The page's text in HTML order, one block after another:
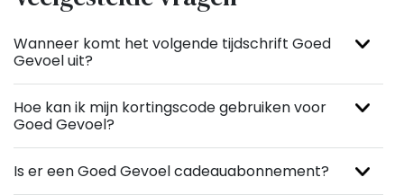
Wanneer komt het volgende tijdschrift Goed
Gevoel uit?
Hoe kan ik mijn kortingscode gebruiken voor
Goed Gevoel?
Is er een Goed Gevoel cadeauabonnement?